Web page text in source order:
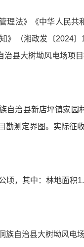
理法》《中华人民
》（湘政发〔2024
治县大树坳风电场项
自治县新店坪镇家
勘测定界图。实际征
顷，其中：林地面积
族自治县大树坳风电